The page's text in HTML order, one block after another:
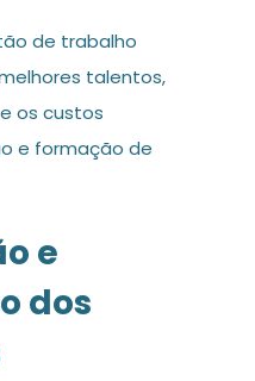
de trabalho
talentos,
os custos
e formação de
e
dos